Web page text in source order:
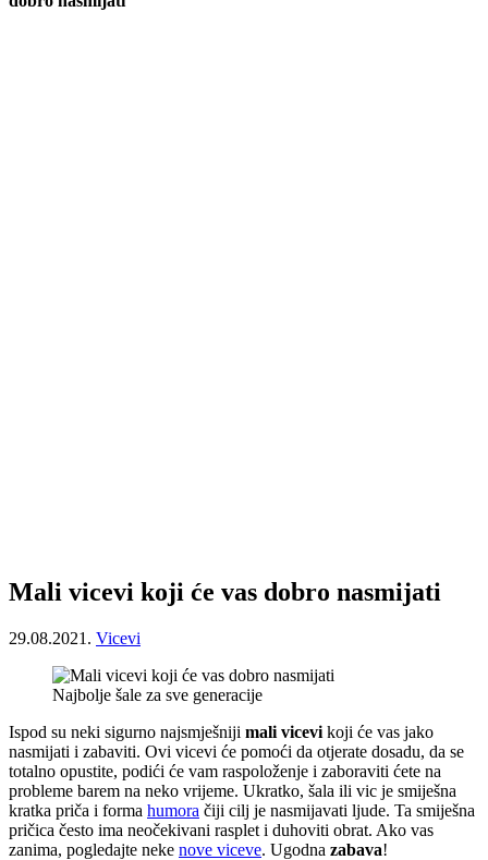
Mali vicevi koji će vas dobro nasmijati
29.08.2021. Vicevi
Najbolje šale za sve generacije
Ispod su neki sigurno najsmješniji mali vicevi koji će vas jako
nasmijati i zabaviti. Ovi vicevi će pomoći da otjerate dosadu, da se
totalno opustite, podići će vam raspoloženje i zaboraviti ćete na
probleme barem na neko vrijeme. Ukratko, šala ili vic je smiješna
kratka priča i forma humora čiji cilj je nasmijavati ljude. Ta smiješna
pričica često ima neočekivani rasplet i duhoviti obrat. Ako vas
zanima, pogledajte neke nove viceve. Ugodna zabava!